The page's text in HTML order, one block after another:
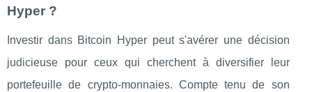
Hyper ?
Investir dans Bitcoin Hyper peut s'avérer une décision
judicieuse pour ceux qui cherchent à diversifier leur
portefeuille de crypto-monnaies. Compte tenu de son